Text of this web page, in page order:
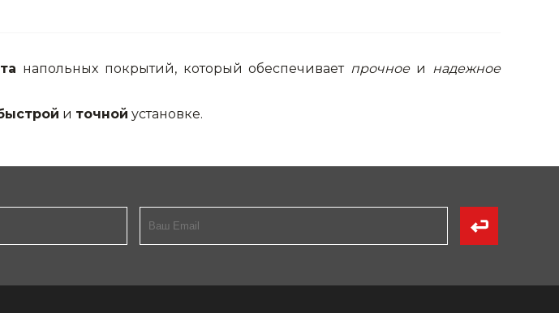
напольных покрытий, который обеспечивает прочноеи надежное
и точной установке.